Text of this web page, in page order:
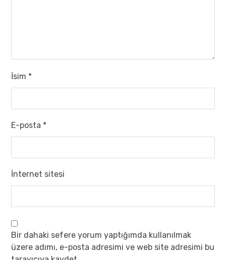
İsim *
E-posta *
İnternet sitesi
Bir dahaki sefere yorum yaptığımda kullanılmak
üzere adımı, e-posta adresimi ve web site adresimi bu